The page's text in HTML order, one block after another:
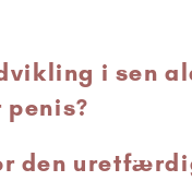
i sen
penis?
den